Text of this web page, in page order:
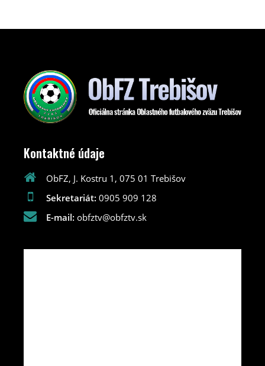
Kontaktné údaje
ObFZ, J. Kostru 1, 075 01 Trebišov
Sekretariát: 0905 909 128
E-mail: obfztv@obfztv.sk